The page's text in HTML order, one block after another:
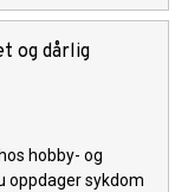
og dårlig
hobby- og
oppdager sykdom